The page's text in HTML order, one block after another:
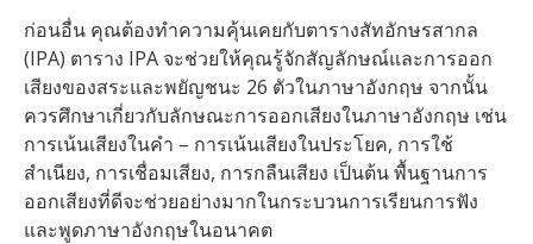
ก่อนอื่น คุณต้องทำความคุ้นเคยกับตารางสัทอักษรสากล
(IPA) ตาราง IPA จะช่วยให้คุณรู้จักสัญลักษณ์และการออก
เสียงของสระและพยัญชนะ 26 ตัวในภาษาอังกฤษ จากนั้น
ควรศึกษาเกี่ยวกับลักษณะการออกเสียงในภาษาอังกฤษ เช่น
การเน้นเสียงในคำ – การเน้นเสียงในประโยค, การใช้
สำเนียง, การเชื่อมเสียง, การกลืนเสียง เป็นต้น พื้นฐานการ
ออกเสียงที่ดีจะช่วยอย่างมากในกระบวนการเรียนการฟัง
และพูดภาษาอังกฤษในอนาคต